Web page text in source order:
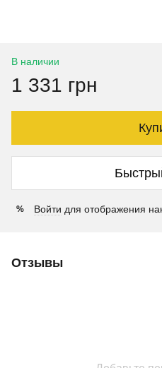
В наличии
1 331 грн
% Войти для отображения
Отзывы